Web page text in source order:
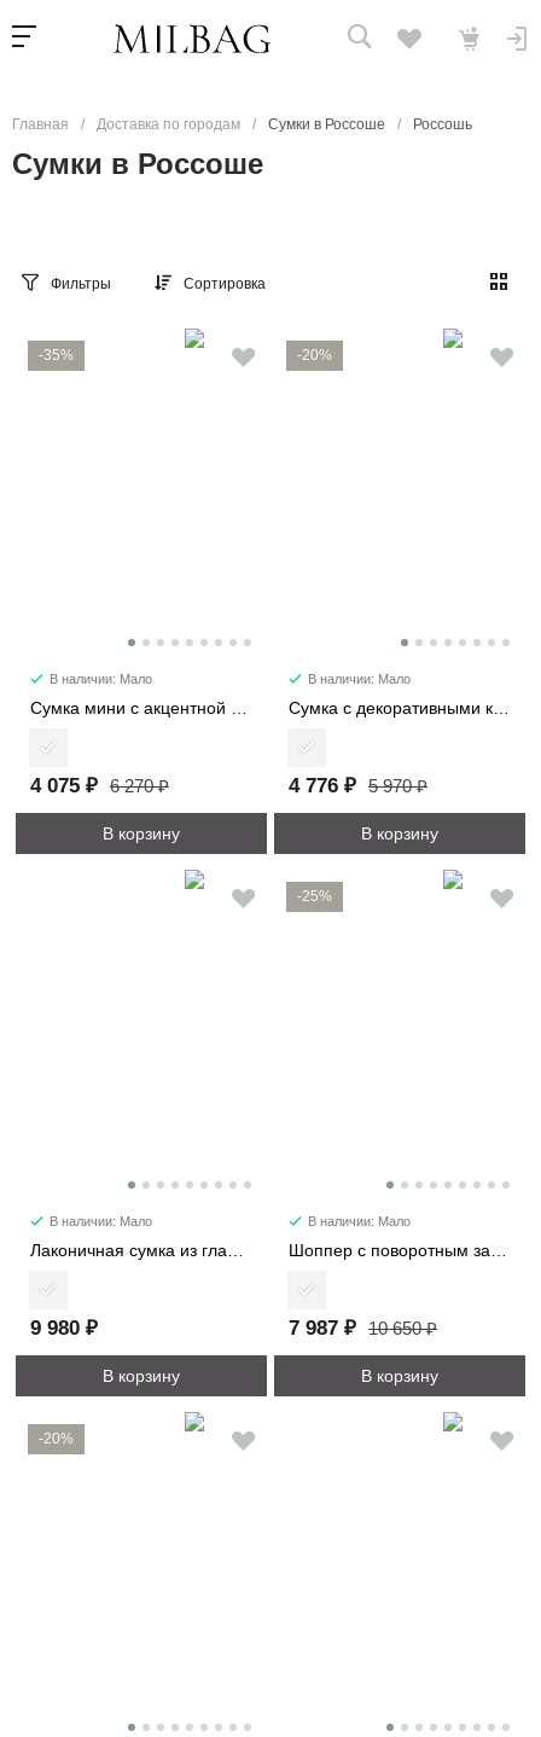
Главная / Доставка по городам / Сумки в Россоше / Россошь
Сумки в Россоше
Фильтры Сортировка
-35%
В наличии: Мало
Сумка мини с акцентной деталью 7053-1
4 075 ₽ 6 270 ₽
В корзину
-20%
В наличии: Мало
Сумка с декоративными карманами 2480
4 776 ₽ 5 970 ₽
В корзину
В наличии: Мало
9 980 ₽
В корзину
-25%
В наличии: Мало
7 987 ₽ 10 650 ₽
В корзину
-20%